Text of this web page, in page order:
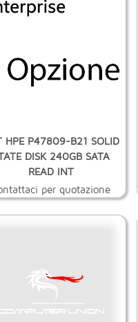
HPE P47809-B21 SOLID
DISK 240GB SATA
READ INT
per quotazione